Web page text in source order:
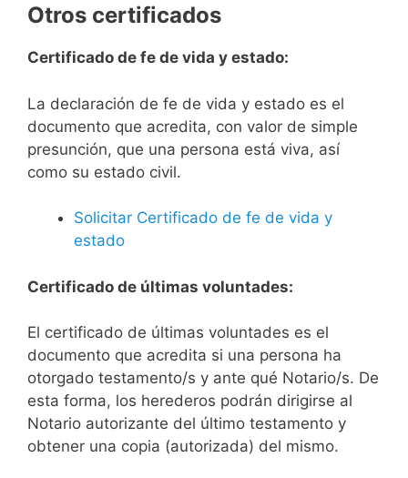
Otros certificados
Certificado de fe de vida y estado:
La declaración de fe de vida y estado es el
documento que acredita, con valor de simple
presunción, que una persona está viva, así
como su estado civil.
Solicitar Certificado de fe de vida y
estado
Certificado de últimas voluntades:
El certificado de últimas voluntades es el
documento que acredita si una persona ha
otorgado testamento/s y ante qué Notario/s. De
esta forma, los herederos podrán dirigirse al
Notario autorizante del último testamento y
obtener una copia (autorizada) del mismo.